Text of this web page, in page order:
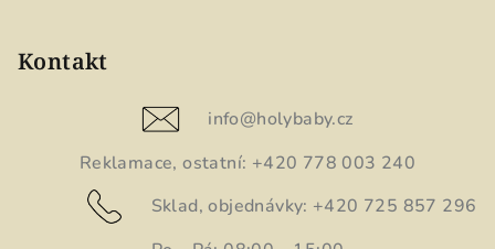
Kontakt
info@holybaby.cz
Reklamace, ostatní: +420 778 003 240
Sklad, objednávky: +420 725 857 296